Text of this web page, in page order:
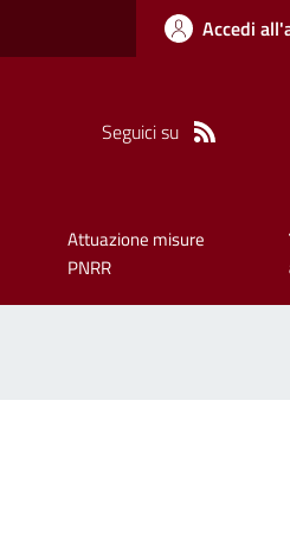
Accedi
Seguici su
Attuazione misure
PNRR